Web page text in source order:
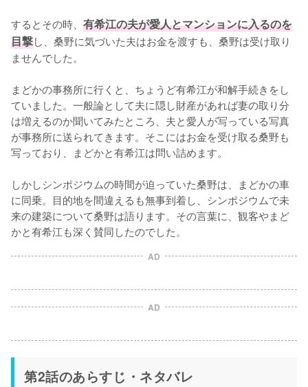
するとその時、 有希江の夫が愛人とマンションに入るのを
目撃し、桑野に気づいた夫はお金を渡すも、桑野は受け取り
ませんでした。
まどかの事務所に行くと、ちょうど有希江が和解手続きをし
ていました。一般論として夫に隠し財産があれば妻の取り分
は増えるのか聞いてみたところ、夫と愛人が写っている写真
が事務所に送られてきます。そこにはお金を受け取る桑野も
写っており、まどかと有希江は問い詰めます。
しかしシンポジウムの時間が迫っていた桑野は、まどかの車
に同乗。目的地を間違えるも無事到着し、シンポジウムで未
来の建築について桑野は語ります。その言葉に、観客やまど
かと有希江も深く賛同したのでした。
AD
AD
第2話のあらすじ・ネタバレ